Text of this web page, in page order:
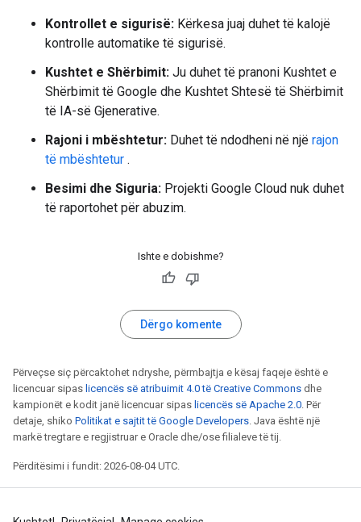
Kontrollet e sigurisë: Kërkesa juaj duhet të kalojë
kontrolle automatike të sigurisë.
Kushtet e Shërbimit: Ju duhet të pranoni Kushtet e
Shërbimit të Google dhe Kushtet Shtesë të Shërbimit
të IA-së Gjenerative.
Rajoni i mbështetur: Duhet të ndodheni në një rajon
të mbështetur .
Besimi dhe Siguria: Projekti Google Cloud nuk duhet
të raportohet për abuzim.
Ishte e dobishme?
Dërgo komente
Përveçse siç përcaktohet ndryshe, përmbajtja e kësaj faqeje është e
licencuar sipas licencës së atribuimit 4.0 të Creative Commons dhe
kampionët e kodit janë licencuar sipas licencës së Apache 2.0. Për
detaje, shiko Politikat e sajtit të Google Developers. Java është një
markë tregtare e regjistruar e Oracle dhe/ose filialeve të tij.
Përditësimi i fundit: 2026-08-04 UTC.